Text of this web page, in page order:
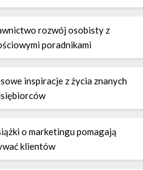
rozwój osobisty z
poradnikami
inspiracje z życia znanych
o marketingu pomagają
klientów